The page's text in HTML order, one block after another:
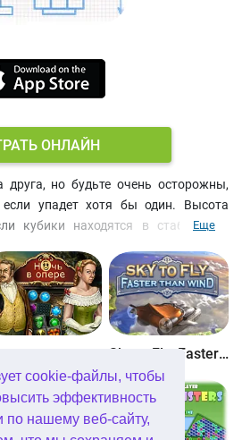
cookie-файлы, чтобы
эффективность
по нашему веб-сайту,
ОНЛАЙН
друга, но будьте очень осторожны,
если упадет хотя бы один. Высота
кубики находятся в стабильном
шаг за шагом, ступенька за
Только настоящий Мастер
вершину и построить самую
Соревнуйтесь онлайн в режиме
дополнительные очки! Больше
и еще больше кубиков доступны в
упустите шанс попасть в таблицу
Еще
в опере Sky to Fly: Faster Than Wind